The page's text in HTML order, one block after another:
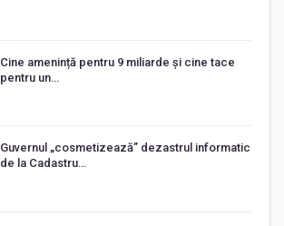
Cine amenință pentru 9 miliarde și cine tace
pentru un…
Guvernul „cosmetizează” dezastrul informatic
de la Cadastru…